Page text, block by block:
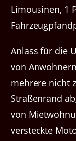
Limousinen, 1
Anlass für die
von
mehrere nicht
Straßenrand
von
versteckte